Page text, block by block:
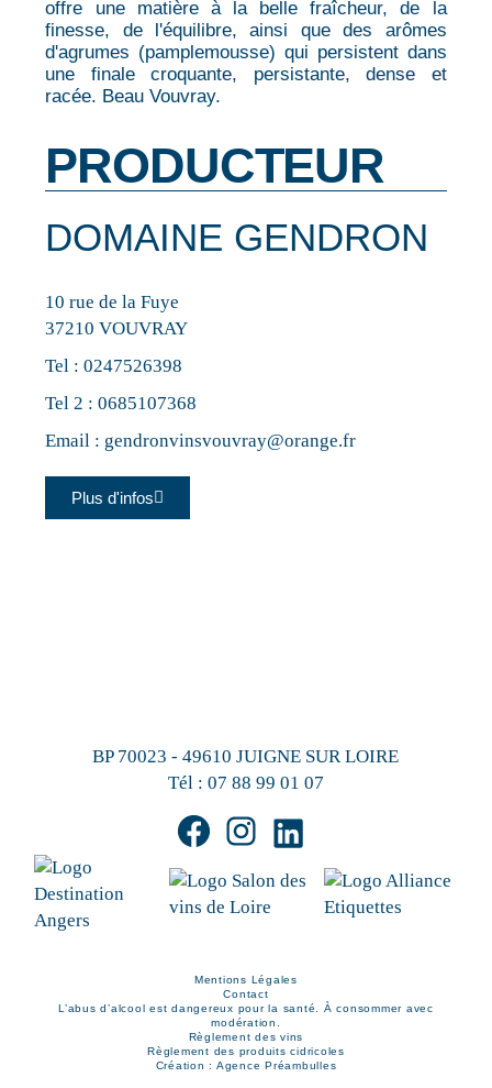
offre une matière à la belle fraîcheur, de la
finesse, de l'équilibre, ainsi que des arômes
d'agrumes (pamplemousse) qui persistent dans
une finale croquante, persistante, dense et
racée. Beau Vouvray.
PRODUCTEUR
DOMAINE GENDRON
10 rue de la Fuye
37210 VOUVRAY
Tel :0247526398
Tel 2 :0685107368
Email : gendronvinsvouvray@orange.fr
Plus d'infos
BP 70023 - 49610 JUIGNE SUR LOIRE
Tél : 07 88 99 01 07
Mentions Légales
Contact
L’abus d’alcool est dangereux pour la santé. À consommer avec
modération.
Règlement des vins
Règlement des produits cidricoles
Création : Agence Préambulles